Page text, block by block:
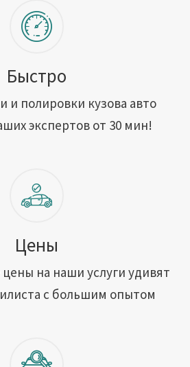
Быстро
и полировки кузова авто
экспертов от 30 мин!
Цены
на наши услуги удивят
с большим опытом